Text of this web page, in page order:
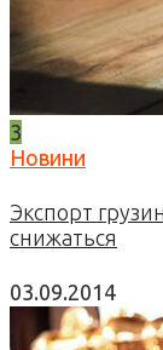
3
Новини
Экспорт
снижаться
03.09.2014